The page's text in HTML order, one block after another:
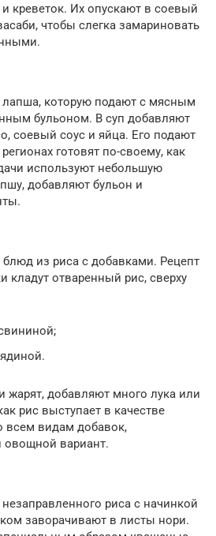
креветок. Их опускают в соевый
чтобы слегка замариновать
которую подают с мясным
бульоном. В суп добавляют
соевый соус и яйца. Его подают
готовят по-своему, как
используют небольшую
добавляют бульон и
из риса с добавками. Рецепт
кладут отваренный рис, сверху
жарят, добавляют много лука или
рис выступает в качестве
всем видам добавок,
овощной вариант.
риса с начинкой
заворачивают в листы нори.